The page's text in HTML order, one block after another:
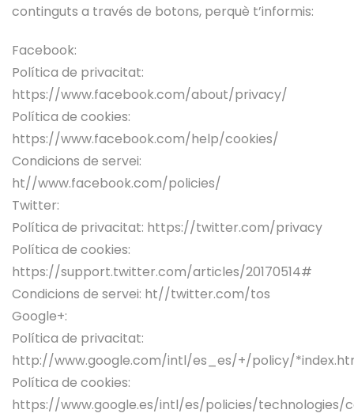
continguts a través de botons, perquè t’informis:
Facebook:
Política de privacitat:
https://www.facebook.com/about/privacy/
Política de cookies:
https://www.facebook.com/help/cookies/
Condicions de servei:
ht//www.facebook.com/policies/
Twitter:
Política de privacitat: https://twitter.com/privacy
Política de cookies:
https://support.twitter.com/articles/20170514#
Condicions de servei: ht//twitter.com/tos
Google+:
Política de privacitat:
http://www.google.com/intl/es_es/+/policy/
Política de cookies:
https://www.google.es/intl/es/policies/technologies/